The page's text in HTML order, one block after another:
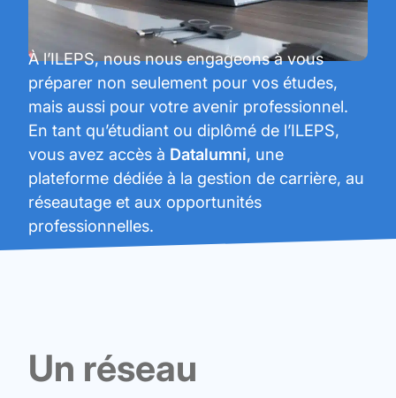
À l’ILEPS, nous nous engageons à vous
préparer non seulement pour vos études,
mais aussi pour votre avenir professionnel.
En tant qu’étudiant ou diplômé de l’ILEPS,
vous avez accès à Datalumni, une
plateforme dédiée à la gestion de carrière, au
réseautage et aux opportunités
professionnelles.
Un réseau